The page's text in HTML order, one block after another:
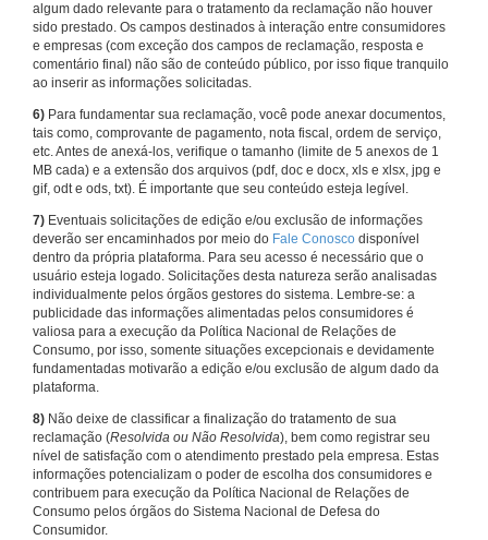
algum dado relevante para o tratamento da reclamação não houver
sido prestado. Os campos destinados à interação entre consumidores
e empresas (com exceção dos campos de reclamação, resposta e
comentário final) não são de conteúdo público, por isso fique tranquilo
ao inserir as informações solicitadas.
6) Para fundamentar sua reclamação, você pode anexar documentos,
tais como, comprovante de pagamento, nota fiscal, ordem de serviço,
etc. Antes de anexá-los, verifique o tamanho (limite de 5 anexos de 1
MB cada) e a extensão dos arquivos (pdf, doc e docx, xls e xlsx, jpg e
gif, odt e ods, txt). É importante que seu conteúdo esteja legível.
7) Eventuais solicitações de edição e/ou exclusão de informações
deverão ser encaminhados por meio do Fale Conosco disponível
dentro da própria plataforma. Para seu acesso é necessário que o
usuário esteja logado. Solicitações desta natureza serão analisadas
individualmente pelos órgãos gestores do sistema. Lembre-se: a
publicidade das informações alimentadas pelos consumidores é
valiosa para a execução da Política Nacional de Relações de
Consumo, por isso, somente situações excepcionais e devidamente
fundamentadas motivarão a edição e/ou exclusão de algum dado da
plataforma.
8) Não deixe de classificar a finalização do tratamento de sua
reclamação (Resolvida ou Não Resolvida), bem como registrar seu
nível de satisfação com o atendimento prestado pela empresa. Estas
informações potencializam o poder de escolha dos consumidores e
contribuem para execução da Política Nacional de Relações de
Consumo pelos órgãos do Sistema Nacional de Defesa do
Consumidor.